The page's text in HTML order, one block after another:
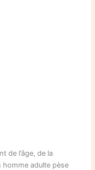
de l’âge, de la
adulte pèse